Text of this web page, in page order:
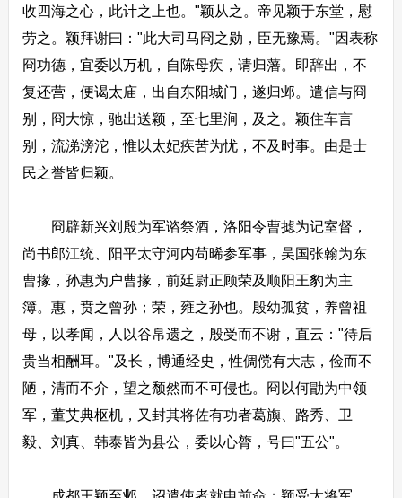
收四海之心，此计之上也。"颖从之。帝见颖于东堂，慰
劳之。颖拜谢曰："此大司马冏之勋，臣无豫焉。"因表称
冏功德，宜委以万机，自陈母疾，请归藩。即辞出，不
复还营，便谒太庙，出自东阳城门，遂归邺。遣信与冏
别，冏大惊，驰出送颖，至七里涧，及之。颖住车言
别，流涕滂沱，惟以太妃疾苦为忧，不及时事。由是士
民之誉皆归颖。
冏辟新兴刘殷为军谘祭酒，洛阳令曹摅为记室督，
尚书郎江统、阳平太守河内苟晞参军事，吴国张翰为东
曹掾，孙惠为户曹掾，前廷尉正顾荣及顺阳王豹为主
簿。惠，贲之曾孙；荣，雍之孙也。殷幼孤贫，养曾祖
母，以孝闻，人以谷帛遗之，殷受而不谢，直云："待后
贵当相酬耳。"及长，博通经史，性倜傥有大志，俭而不
陋，清而不介，望之颓然而不可侵也。冏以何勖为中领
军，董艾典枢机，又封其将佐有功者葛旟、路秀、卫
毅、刘真、韩泰皆为县公，委以心膂，号曰"五公"。